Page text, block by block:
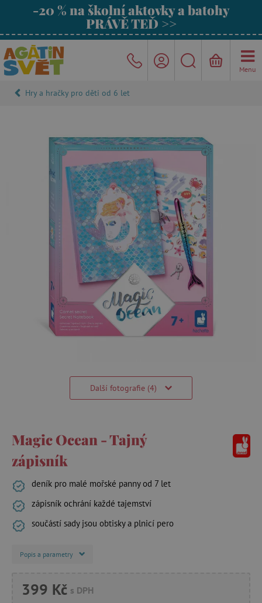
-20 % na školní aktovky a batohy
PRÁVĚ TEĎ >>
Menu
Hry a hračky pro děti od 6 let
Další fotografie (4)
Magic Ocean - Tajný
zápisník
deník pro malé mořské panny od 7 let
zápisník ochrání každé tajemství
součástí sady jsou obtisky a plnicí pero
Popis a parametry
399 Kč s DPH